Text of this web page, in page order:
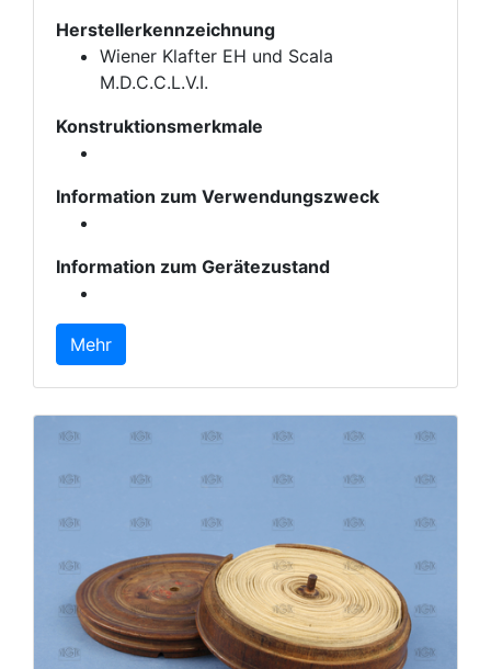
Herstellerkennzeichnung
Wiener Klafter EH und Scala
M.D.C.C.L.V.I.
Konstruktionsmerkmale
Information zum Verwendungszweck
Information zum Gerätezustand
Mehr